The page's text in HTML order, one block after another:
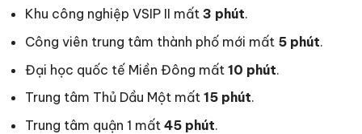
Khu công nghiệp VSIP II mất 3 phút.
Công viên trung tâm thành phố mới mất 5 phút.
Đại học quốc tế Miền Đông mất 10 phút.
Trung tâm Thủ Dầu Một mất 15 phút.
Trung tâm quận 1 mất 45 phút.